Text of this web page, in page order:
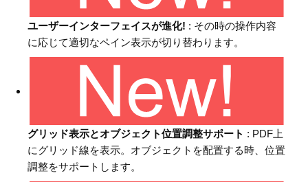
ユーザーインターフェイスが進化! : その時の操作内容
に応じて適切なペイン表示が切り替わります。
グリッド表示とオブジェクト位置調整サポート : PDF上
にグリッド線を表示。オブジェクトを配置する時、位置
調整をサポートします。